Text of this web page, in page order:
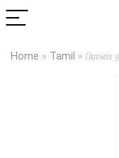
Home » Tamil » பிராண